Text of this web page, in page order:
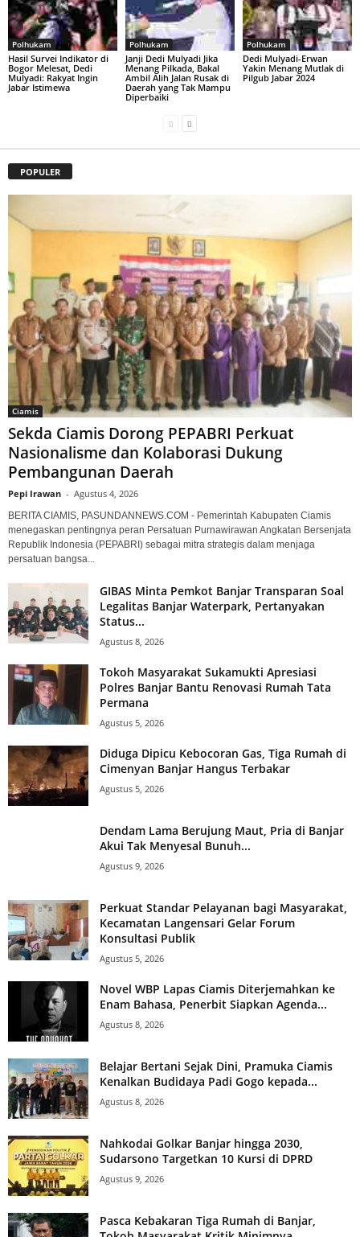
Polhukam
Hasil Survei Indikator di
Bogor Melesat, Dedi
Mulyadi: Rakyat Ingin
Jabar Istimewa
Polhukam
Janji Dedi Mulyadi Jika
Menang Pilkada, Bakal
Ambil Alih Jalan Rusak di
Daerah yang Tak Mampu
Diperbaiki
Polhukam
Dedi Mulyadi-Erwan
Yakin Menang Mutlak di
Pilgub Jabar 2024
POPULER
Ciamis
Sekda Ciamis Dorong PEPABRI Perkuat
Nasionalisme dan Kolaborasi Dukung
Pembangunan Daerah
Pepi Irawan - Agustus 4, 2026
BERITA CIAMIS, PASUNDANNEWS.COM - Pemerintah Kabupaten Ciamis
menegaskan pentingnya peran Persatuan Purnawirawan Angkatan Bersenjata
Republik Indonesia (PEPABRI) sebagai mitra strategis dalam menjaga
persatuan bangsa...
GIBAS Minta Pemkot Banjar Transparan Soal
Legalitas Banjar Waterpark, Pertanyakan
Status...
Agustus 8, 2026
Tokoh Masyarakat Sukamukti Apresiasi
Polres Banjar Bantu Renovasi Rumah Tata
Permana
Agustus 5, 2026
Diduga Dipicu Kebocoran Gas, Tiga Rumah di
Cimenyan Banjar Hangus Terbakar
Agustus 5, 2026
Dendam Lama Berujung Maut, Pria di Banjar
Akui Tak Menyesal Bunuh...
Agustus 9, 2026
Perkuat Standar Pelayanan bagi Masyarakat,
Kecamatan Langensari Gelar Forum
Konsultasi Publik
Agustus 5, 2026
Novel WBP Lapas Ciamis Diterjemahkan ke
Enam Bahasa, Penerbit Siapkan Agenda...
Agustus 8, 2026
Belajar Bertani Sejak Dini, Pramuka Ciamis
Kenalkan Budidaya Padi Gogo kepada...
Agustus 8, 2026
Nahkodai Golkar Banjar hingga 2030,
Sudarsono Targetkan 10 Kursi di DPRD
Agustus 9, 2026
Pasca Kebakaran Tiga Rumah di Banjar,